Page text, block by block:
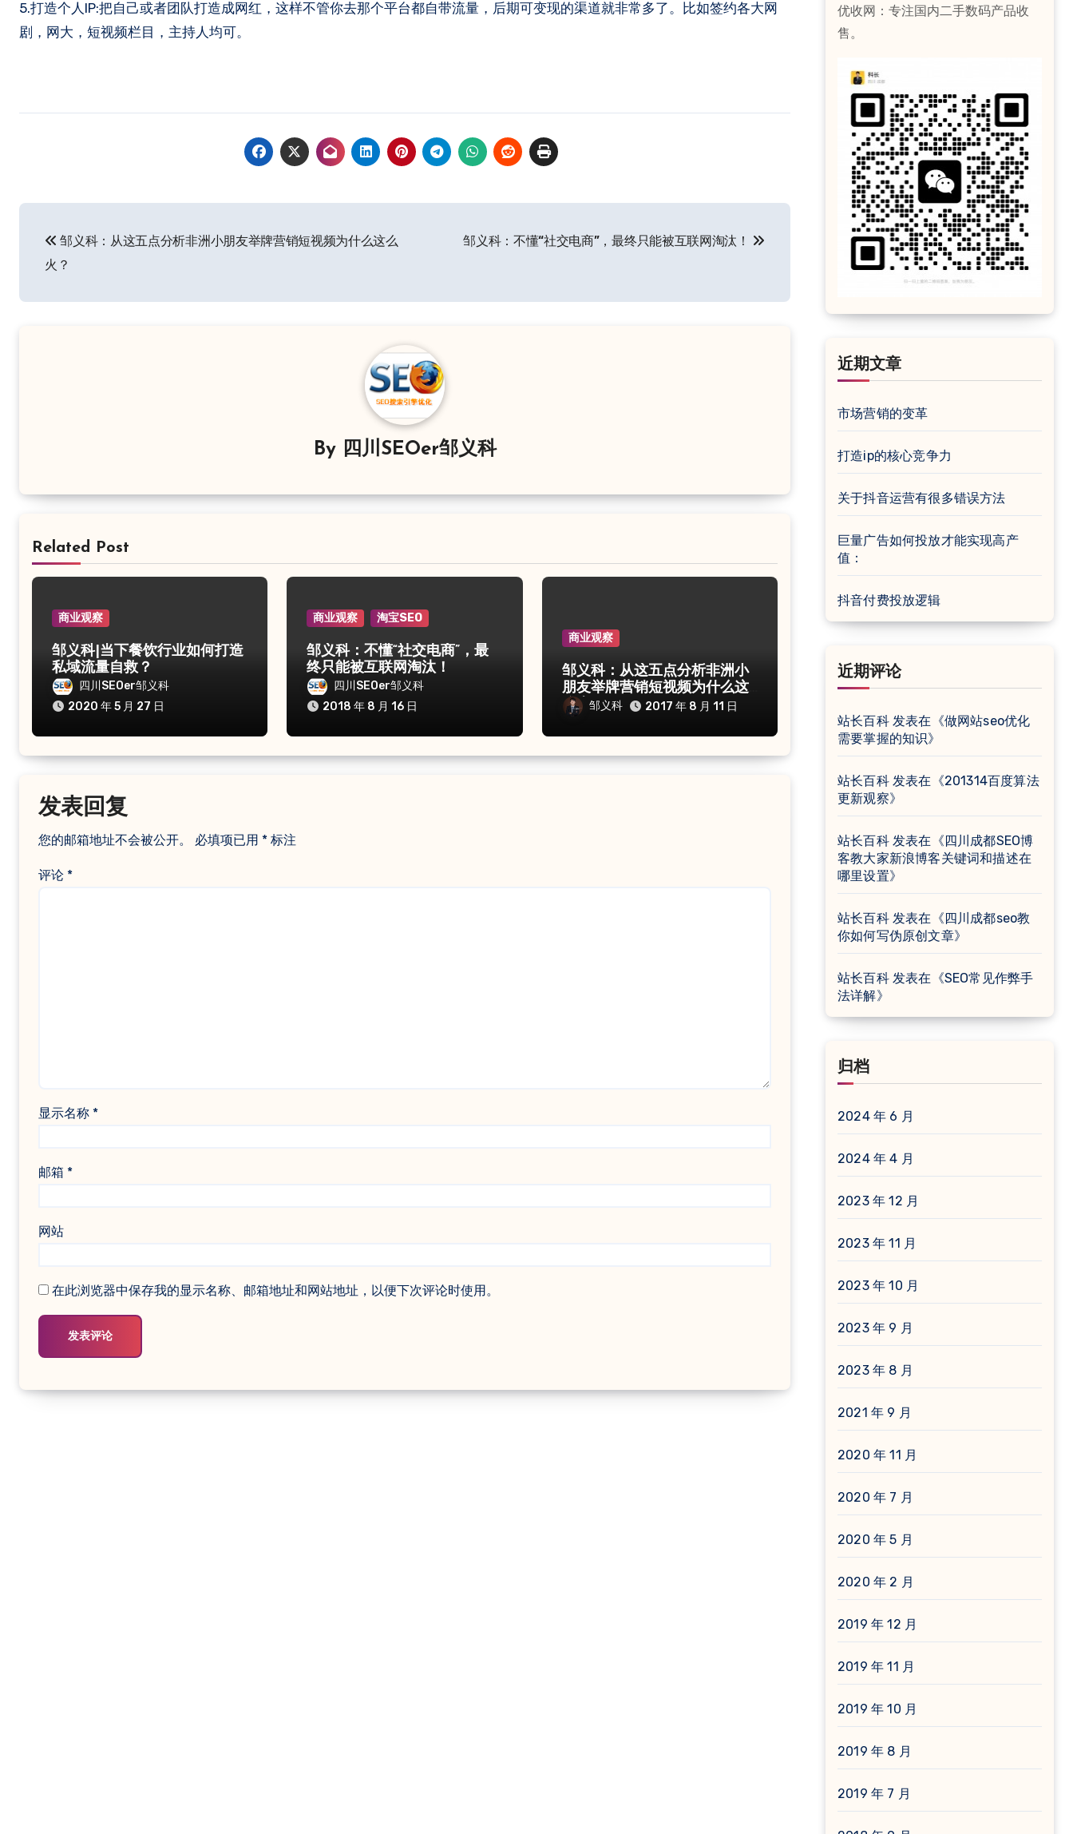
5.打造个人IP:把自己或者团队打造成网红，这样不管你去那个平台都自带流量，后期可变现的渠道就非常多了。比如签约各大网
剧，网大，短视频栏目，主持人均可。
邹义科：从这五点分析非洲小朋友举牌营销短视频为什么这么
火？
邹义科：不懂“社交电商”，最终只能被互联网淘汰！
By 四川SEOer邹义科
Related Post
商业观察
邹义科|当下餐饮行业如何打造
私域流量自救？
四川SEOer邹义科
2020 年 5 月 27 日
商业观察 淘宝SEO
邹义科：不懂“社交电商”，最
终只能被互联网淘汰！
四川SEOer邹义科
2018 年 8 月 16 日
商业观察
邹义科：从这五点分析非洲小
朋友举牌营销短视频为什么这
么火？邹义科 2017 年 8 月 11 日
发表回复
您的邮箱地址不会被公开。 必填项已用 * 标注
评论 *
显示名称 *
邮箱 *
网站
在此浏览器中保存我的显示名称、邮箱地址和网站地址，以便下次评论时使用。
优收网：专注国内二手数码产品收
售。
近期文章
市场营销的变革
打造ip的核心竞争力
关于抖音运营有很多错误方法
巨量广告如何投放才能实现高产
值：
抖音付费投放逻辑
近期评论
站长百科发表在《做网站seo优化
需要掌握的知识》
站长百科发表在《201314百度算法
更新观察》
站长百科发表在《四川成都SEO博
客教大家新浪博客关键词和描述在
哪里设置》
站长百科发表在《四川成都seo教
你如何写伪原创文章》
站长百科发表在《SEO常见作弊手
法详解》
归档
2024 年 6 月
2024 年 4 月
2023 年 12 月
2023 年 11 月
2023 年 10 月
2023 年 9 月
2023 年 8 月
2021 年 9 月
2020 年 11 月
2020 年 7 月
2020 年 5 月
2020 年 2 月
2019 年 12 月
2019 年 11 月
2019 年 10 月
2019 年 8 月
2019 年 7 月